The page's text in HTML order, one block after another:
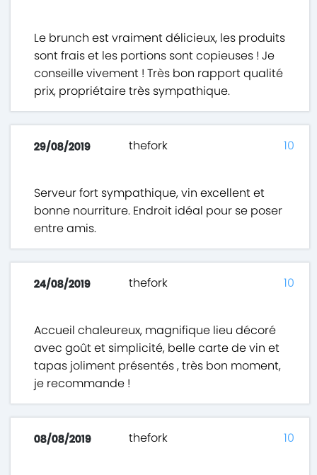
Le brunch est vraiment délicieux, les produits
sont frais et les portions sont copieuses ! Je
conseille vivement ! Très bon rapport qualité
prix, propriétaire très sympathique.
29/08/2019 thefork
Serveur fort sympathique, vin excellent et
bonne nourriture. Endroit idéal pour se poser
entre amis.
10
24/08/2019 thefork
Accueil chaleureux, magnifique lieu décoré
avec goût et simplicité, belle carte de vin et
tapas joliment présentés , très bon moment,
je recommande !
10
08/08/2019 thefork 10